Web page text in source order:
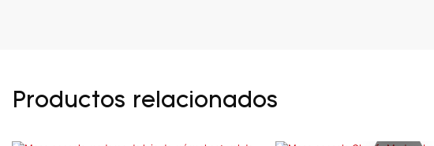
Productos relacionados